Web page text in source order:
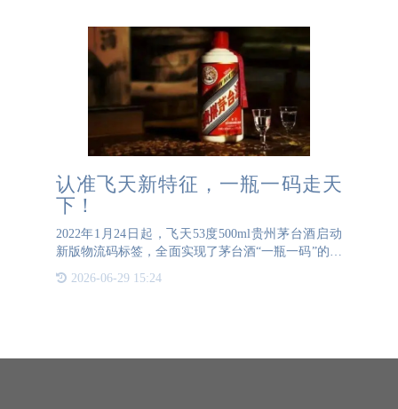
认准飞天新特征，一瓶一码走天
下！
2022年1月24日起，飞天53度500ml贵州茅台酒启动
新版物流码标签，全面实现了茅台酒“一瓶一码”的物
茅粉们要看好哦~一、飞天茅台酒外箱上物流码数字
2026-06-29 15:24